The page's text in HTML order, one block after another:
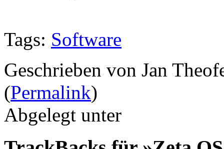
Tags: Software
Geschrieben von Jan
(Permalink)
Abgelegt unter